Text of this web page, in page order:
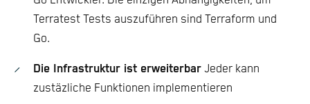
Terratest Tests auszuführen sind Terraform und
Go.
Die Infrastruktur ist erweiterbar Jeder kann
zustäzliche Funktionen implementieren